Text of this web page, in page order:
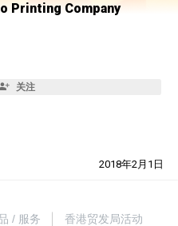
Printing Company
关注
2018年2月1日
/ 服务 香港贸发局活动